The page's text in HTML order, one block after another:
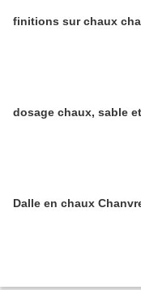
finitions sur chaux
dosage chaux, sable
Dalle en chaux